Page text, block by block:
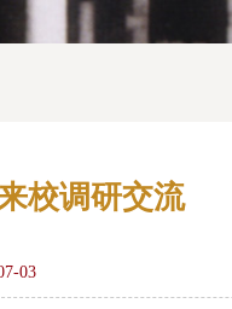
校调研交流
03